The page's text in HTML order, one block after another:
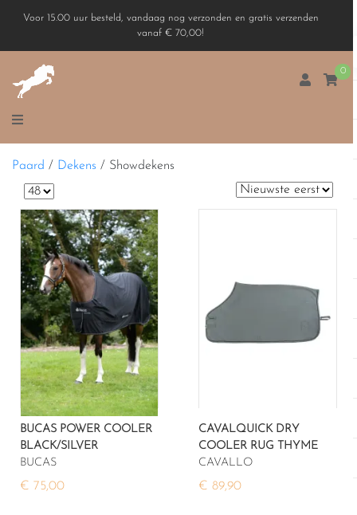
Voor 15.00 uur besteld, vandaag nog verzonden en gratis verzenden
vanaf € 70,00!
0
Paard / Dekens / Showdekens
BUCAS POWER COOLER
BLACK/SILVER
BUCAS
€ 75,00
CAVALQUICK DRY
COOLER RUG THYME
CAVALLO
€ 89,90